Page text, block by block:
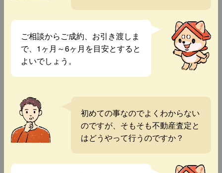
ご相談からご成約、お引き渡しま
で、1ヶ月～6ヶ月を目安とすると
よいでしょう。
初めての事なのでよくわからない
のですが、そもそも不動産査定と
はどうやって行うのですか？